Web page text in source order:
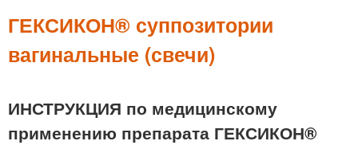
ГЕКСИКОН® суппозитории
вагинальные (свечи)
ИНСТРУКЦИЯ по медицинскому
применению препарата ГЕКСИКОН®